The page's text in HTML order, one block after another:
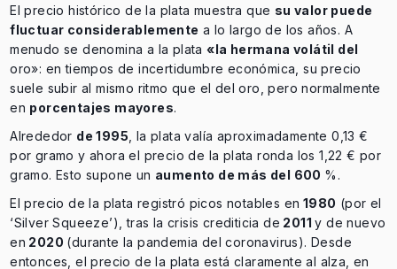
El precio histórico de la plata muestra que su valor puede
fluctuar considerablemente a lo largo de los años. A
menudo se denomina a la plata«la hermana volátil del
oro»: en tiempos de incertidumbre económica, su precio
suele subir al mismo ritmo que el del oro, pero normalmente
en porcentajes mayores.
Alrededor de 1995 , la plata valía aproximadamente 0,13 €
por gramo y ahora el precio de la plata ronda los 1,22 € por
gramo. Esto supone un aumento de más del 600 %.
El precio de la plata registró picos notables en 1980 (por el
‘Silver Squeeze’), tras la crisis crediticia de 2011y de nuevo
en 2020 (durante la pandemia del coronavirus). Desde
entonces, el precio de la plata está claramente al alza, en